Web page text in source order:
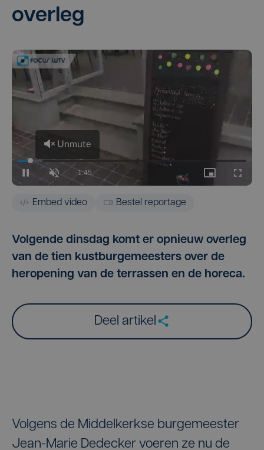
overleg
Embed video Bestel reportage
Volgende dinsdag komt er opnieuw overleg
van de tien kustburgemeesters over de
heropening van de terrassen en de horeca.
Deel artikel
Volgens de Middelkerkse burgemeester
Jean-Marie Dedecker voeren ze nu de